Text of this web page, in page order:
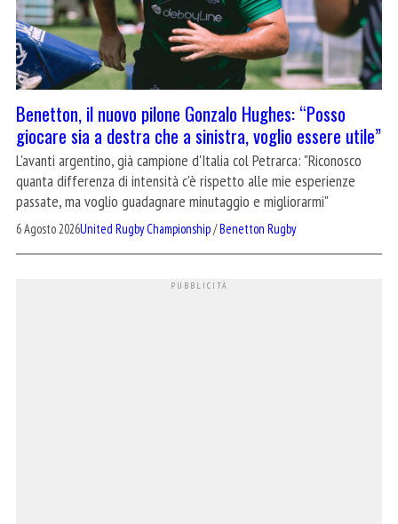
Benetton, il nuovo pilone Gonzalo Hughes: “Posso
giocare sia a destra che a sinistra, voglio essere utile”
L'avanti argentino, già campione d'Italia col Petrarca: "Riconosco
quanta differenza di intensità c'è rispetto alle mie esperienze
passate, ma voglio guadagnare minutaggio e migliorarmi"
6 Agosto 2026United Rugby Championship/Benetton Rugby